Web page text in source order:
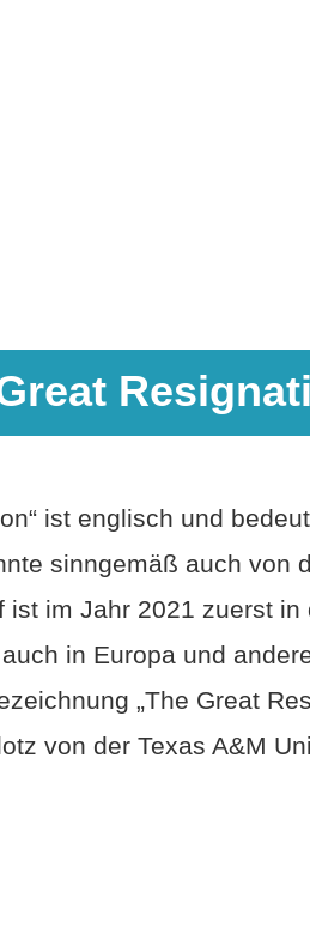
ist englisch und
sinngemäß auch von
ist im Jahr 2021 zuerst
in Europa und
„The Great
von der Texas A&M